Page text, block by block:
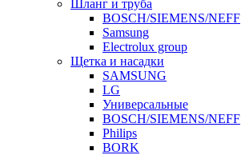
Шланг и труба
BOSCH/SIEMENS/NEFF
Samsung
Electrolux group
Щетка и насадки
SAMSUNG
LG
Универсальные
BOSCH/SIEMENS/NEFF
Philips
BORK